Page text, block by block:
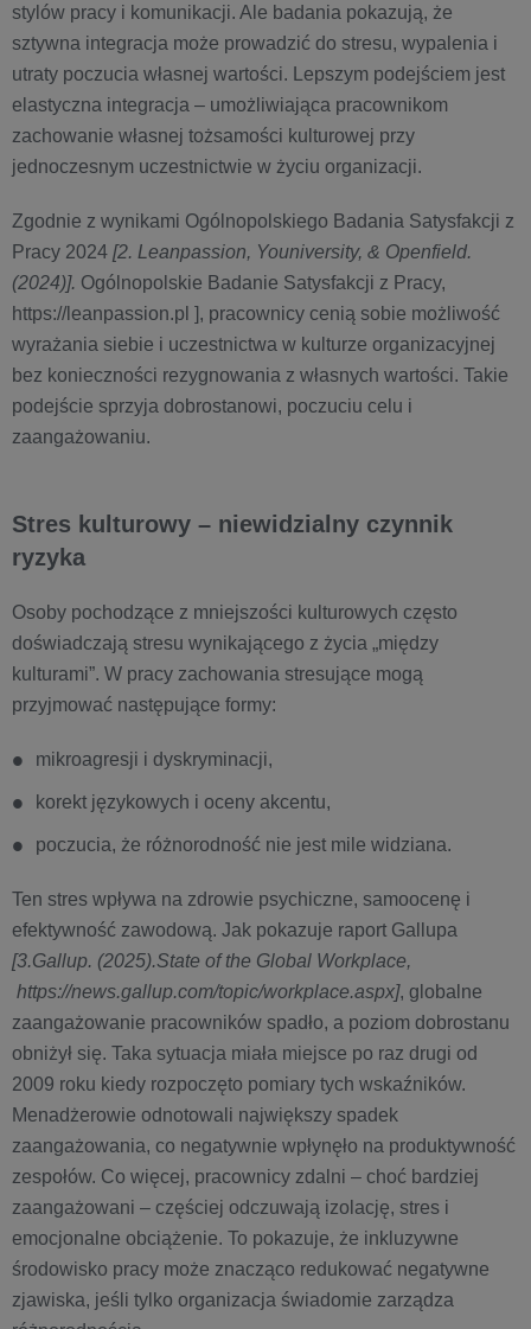
stylów pracy i komunikacji. Ale badania pokazują, że
sztywna integracja może prowadzić do stresu, wypalenia i
utraty poczucia własnej wartości. Lepszym podejściem jest
elastyczna integracja – umożliwiająca pracownikom
zachowanie własnej tożsamości kulturowej przy
jednoczesnym uczestnictwie w życiu organizacji.
Zgodnie z wynikami Ogólnopolskiego Badania Satysfakcji z
Pracy 2024 [2. Leanpassion, Youniversity, & Openfield.
(2024)]. Ogólnopolskie Badanie Satysfakcji z Pracy,
https://leanpassion.pl ], pracownicy cenią sobie możliwość
wyrażania siebie i uczestnictwa w kulturze organizacyjnej
bez konieczności rezygnowania z własnych wartości. Takie
podejście sprzyja dobrostanowi, poczuciu celu i
zaangażowaniu.
Stres kulturowy – niewidzialny czynnik
ryzyka
Osoby pochodzące z mniejszości kulturowych często
doświadczają stresu wynikającego z życia „między
kulturami”. W pracy zachowania stresujące mogą
przyjmować następujące formy:
mikroagresji i dyskryminacji,
korekt językowych i oceny akcentu,
poczucia, że różnorodność nie jest mile widziana.
Ten stres wpływa na zdrowie psychiczne, samoocenę i
efektywność zawodową. Jak pokazuje raport Gallupa
[3.Gallup. (2025).State of the Global Workplace,
https://news.gallup.com/topic/workplace.aspx], globalne
zaangażowanie pracowników spadło, a poziom dobrostanu
obniżył się. Taka sytuacja miała miejsce po raz drugi od
2009 roku kiedy rozpoczęto pomiary tych wskaźników.
Menadżerowie odnotowali największy spadek
zaangażowania, co negatywnie wpłynęło na produktywność
zespołów. Co więcej, pracownicy zdalni – choć bardziej
zaangażowani – częściej odczuwają izolację, stres i
emocjonalne obciążenie. To pokazuje, że inkluzywne
środowisko pracy może znacząco redukować negatywne
zjawiska, jeśli tylko organizacja świadomie zarządza